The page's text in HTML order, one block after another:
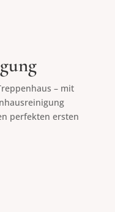
– mit
perfekten ersten